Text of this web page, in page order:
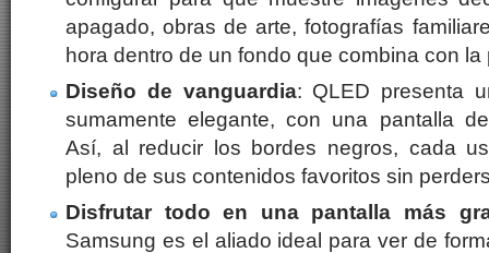
apagado, obras de arte, fotografías
hora dentro de un fondo que combina con la
Diseño de vanguardia: QLED presenta
sumamente elegante, con una pantalla
Así, al reducir los bordes negros, cada
pleno de sus contenidos favoritos sin
Disfrutar todo en una pantalla más
Samsung es el aliado ideal para ver de